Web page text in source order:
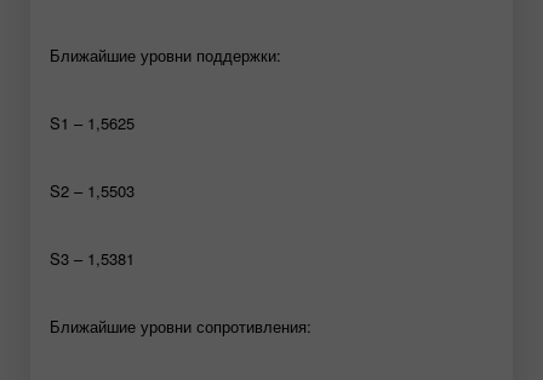
Ближайшие уровни поддержки:
S1 – 1,5625
S2 – 1,5503
S3 – 1,5381
Ближайшие уровни сопротивления: